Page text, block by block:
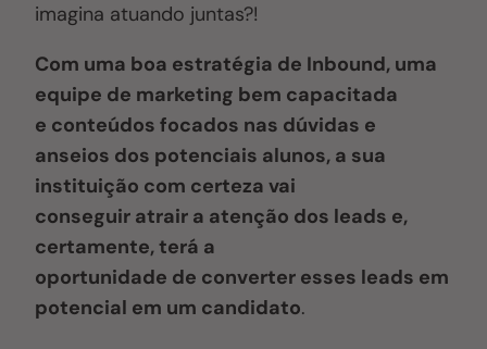
imagina atuando juntas?!
Com uma boa estratégia de Inbound, uma
equipe de marketing bem capacitada
e conteúdos focados nas dúvidas e
anseios dos potenciais alunos, a sua
instituição com certeza vai
conseguir atrair a atenção dos leads e,
certamente, terá a
oportunidade de converter esses leads em
potencial em um candidato.